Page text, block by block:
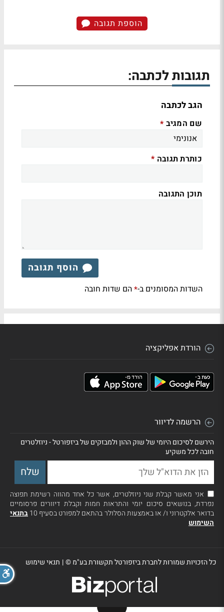
הוספת תגובה
תגובות לכתבה:
הגב לכתבה
שם המגיב *
כותרת תגובה *
תוכן התגובה
הוסף תגובה
השדות המסומנים ב-*הם שדות חובה
הורדת אפליקציה
הרשמה לדיוור
הירשם לסיכום היומי של שוק ההון ולמבזקים של ביזפורטל - ניוזלטרים
חובה לכל משקיע
אני מאשר קבלת שני ניוזלטרים, אשר כל אחד מהווה רשימת תפוצה
נפרדת, בנושאים סיכום יומי והתראות חמות וקבלת דיוורים פרסומיים
בדואר אלקטרוני ו/ או באמצעות הסלולר בהתאם למפורט בסעיף 10
בתנאי
השימוש
כל הזכויות שמורות לחברת ביזפורטל תקשורת בע"מ ©| תנאי שימוש